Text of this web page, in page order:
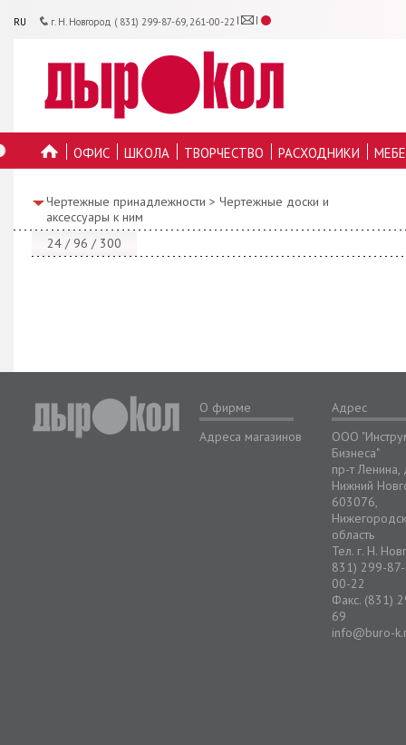
RU г. Н. Новгород ( 831) 299-87-69, 261-00-22
ОФИС ШКОЛА ТВОРЧЕСТВО РАСХОДНИКИ
Чертежные принадлежности > Чертежные доски и
аксессуары к ним
24 / 96 / 300
О фирме
Адреса магазинов
Адрес
ООО
Бизнеса"
пр-т
Нижний
603076,
область
Тел. г. Н.
831) 299-
00-22
Факс. (831)
69
info@buro-